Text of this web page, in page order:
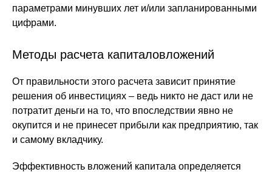
параметрами минувших лет и/или запланированными
цифрами.
Методы расчета капиталовложений
От правильности этого расчета зависит принятие
решения об инвестициях – ведь никто не даст или не
потратит деньги на то, что впоследствии явно не
окупится и не принесет прибыли как предприятию, так
и самому вкладчику.
Эффективность вложений капитала определяется